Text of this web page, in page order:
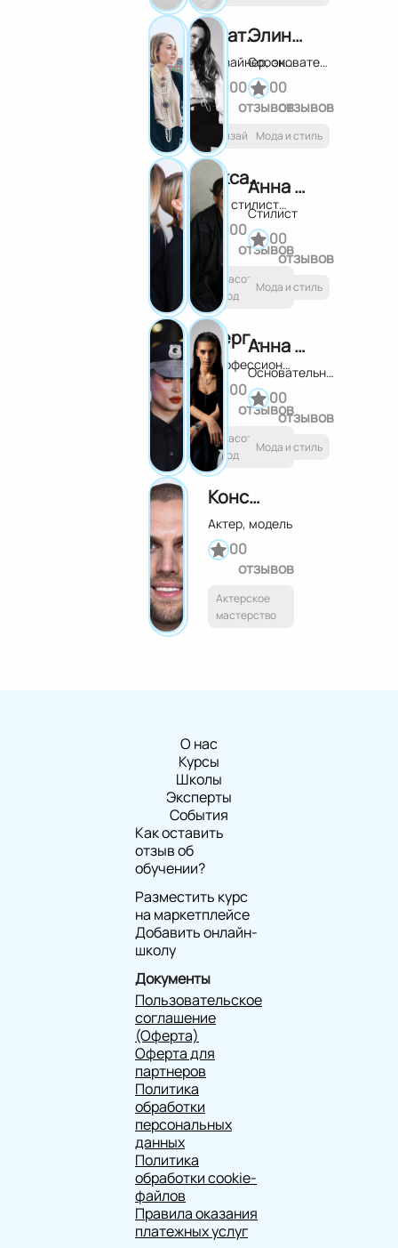
Агата Каробка
Дизайнер, эксперт в fashion-индустрии
00
отзывов
Дизайн
Элина Сафиуллина
Сооснователь и президент школы моделей "Verona"
00
отзывов
Мода и стиль
Оксана Сергеева и Саша Есенина
Топ стилисты, основатели Esse Beauty Studio
00
отзывов
Красота и
уход
Анна Майорова
Стилист
00
отзывов
Мода и стиль
Сергей Любимов
Профессиональный визажист
00
отзывов
Красота и
уход
Анна Микова
Основательница агентства AKULA MODELS
00
отзывов
Мода и стиль
Константин Романенко
Актер, модель
00
отзывов
Актерское
мастерство
О нас
Курсы
Школы
Эксперты
События
Как оставить
отзыв об
обучении?
Разместить курс
на маркетплейсе
Добавить онлайн-
школу
Документы
Пользовательское
соглашение
(Оферта)
Оферта для
партнеров
Политика
обработки
персональных
данных
Политика
обработки cookie-
файлов
Правила оказания
платежных услуг